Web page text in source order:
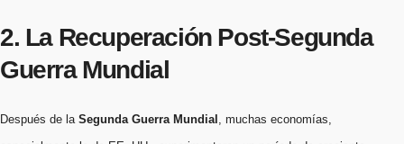
2. La Recuperación Post-Segunda
Guerra Mundial
Después de la Segunda Guerra Mundial , muchas economías,